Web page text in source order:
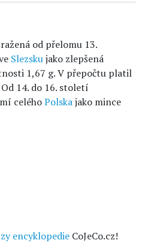
od přelomu 13.
Slezskujako zlepšená
1,67 g. V přepočtu platil
Od 14. do 16. století
celéhoPolskajako mince
encyklopedie CoJeCo.cz!